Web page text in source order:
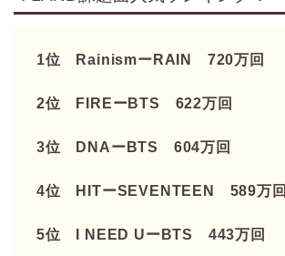
1位 RainismーRAIN 720万回
2位 FIREーBTS 622万回
3位 DNAーBTS 604万回
4位 HITーSEVENTEEN 589万回
5位 I NEED UーBTS 443万回